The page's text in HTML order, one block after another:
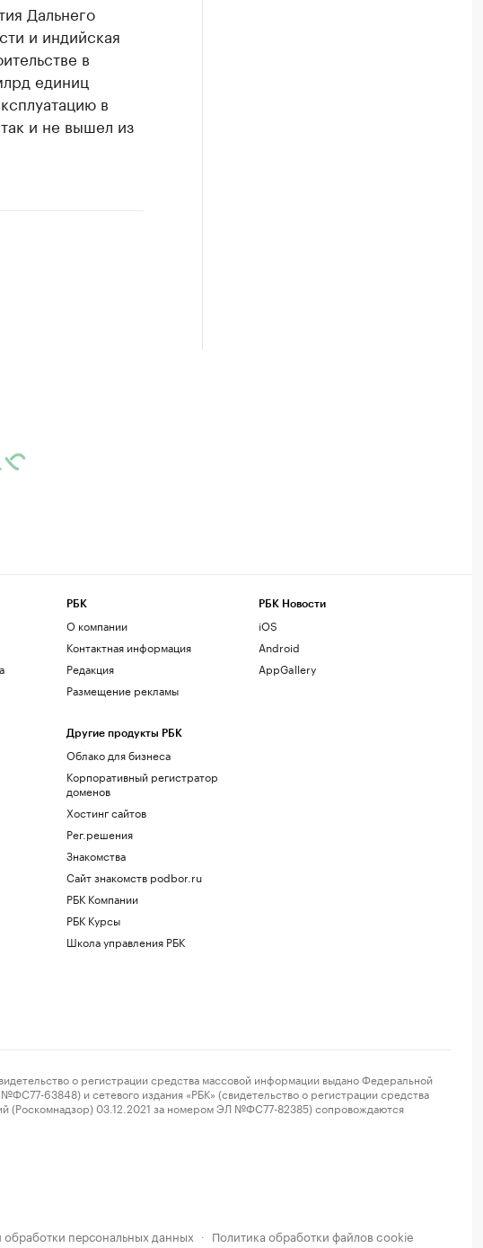
Дальнего
и индийская
в
единиц
в
и не вышел из
РБК
О компании
Контактная информация
Редакция
Размещение рекламы
Другие продукты РБК
Облако для бизнеса
Корпоративный регистратор
доменов
Хостинг сайтов
Рег.решения
Знакомства
Сайт знакомств podbor.ru
РБК Компании
РБК Курсы
Школа управления РБК
РБК Новости
iOS
Android
AppGallery
о регистрации средства массовой информации выдано Федеральной
63848) и сетевого издания «РБК» (свидетельство о регистрации средства
(Роскомнадзор) 03.12.2021 за номером ЭЛ №ФС77-82385) сопровождаются
персональных данных · Политика обработки файлов cookie